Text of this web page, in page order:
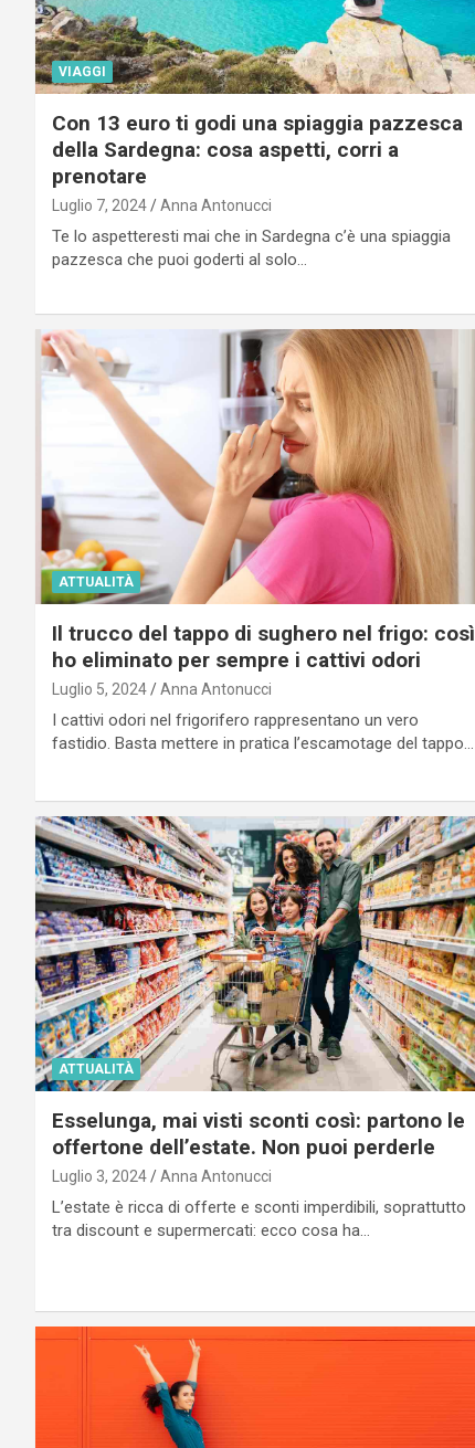
VIAGGI
Con 13 euro ti godi una spiaggia pazzesca
della Sardegna: cosa aspetti, corri a
prenotare
Luglio 7, 2024 Anna Antonucci
Te lo aspetteresti mai che in Sardegna c’è una spiaggia
pazzesca che puoi goderti al solo…
ATTUALITÀ
Il trucco del tappo di sughero nel frigo: così
ho eliminato per sempre i cattivi odori
Luglio 5, 2024 Anna Antonucci
I cattivi odori nel frigorifero rappresentano un vero
fastidio. Basta mettere in pratica l’escamotage del tappo…
ATTUALITÀ
Esselunga, mai visti sconti così: partono le
offertone dell’estate. Non puoi perderle
Luglio 3, 2024 Anna Antonucci
L’estate è ricca di offerte e sconti imperdibili, soprattutto
tra discount e supermercati: ecco cosa ha…